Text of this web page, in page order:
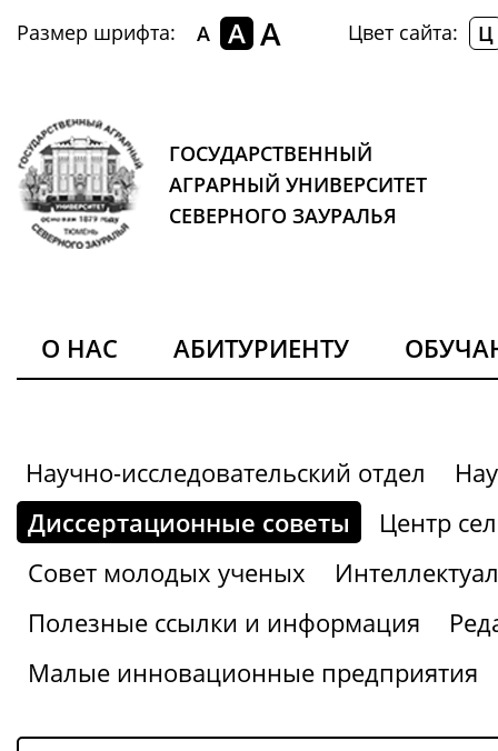
Размер шрифта: A A A Цвет сайта: Ц
ГОСУДАРСТВЕННЫЙ
АГРАРНЫЙ УНИВЕРСИТЕТ
СЕВЕРНОГО ЗАУРАЛЬЯ
О НАС АБИТУРИЕНТУ
Научно-исследовательский отдел
Диссертационные советы
Центр
Совет молодых ученых
Полезные ссылки и информация
Малые инновационные предприятия